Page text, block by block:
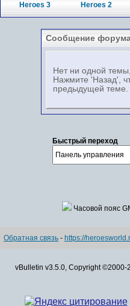
Heroes 3 Heroes 2
Сообщение
Нет ни одной
Нажмите 'Назад',
предыдущей теме.
Быстрый переход
Часовой пояс
Обратная связь - https://
vBulletin v3.5.0, Copyright ©2000-